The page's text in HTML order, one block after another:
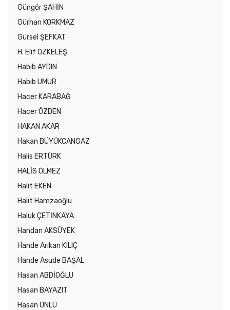
Güngör ŞAHİN
Gürhan KORKMAZ
Gürsel ŞEFKAT
H. Elif ÖZKELEŞ
Habib AYDIN
Habib UMUR
Hacer KARABAĞ
Hacer ÖZDEN
HAKAN AKAR
Hakan BÜYÜKCANGAZ
Halis ERTÜRK
HALİS ÖLMEZ
Halit EKEN
Halit Hamzaoğlu
Haluk ÇETİNKAYA
Handan AKSÜYEK
Hande Arıkan KILIÇ
Hande Asude BAŞAL
Hasan ABDİOĞLU
Hasan BAYAZIT
Hasan ÜNLÜ